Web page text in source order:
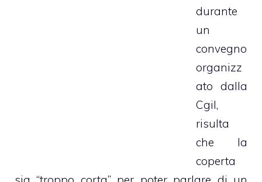
durante
un
convegno
organizz
ato dalla
Cgil,
risulta
che la
coperta